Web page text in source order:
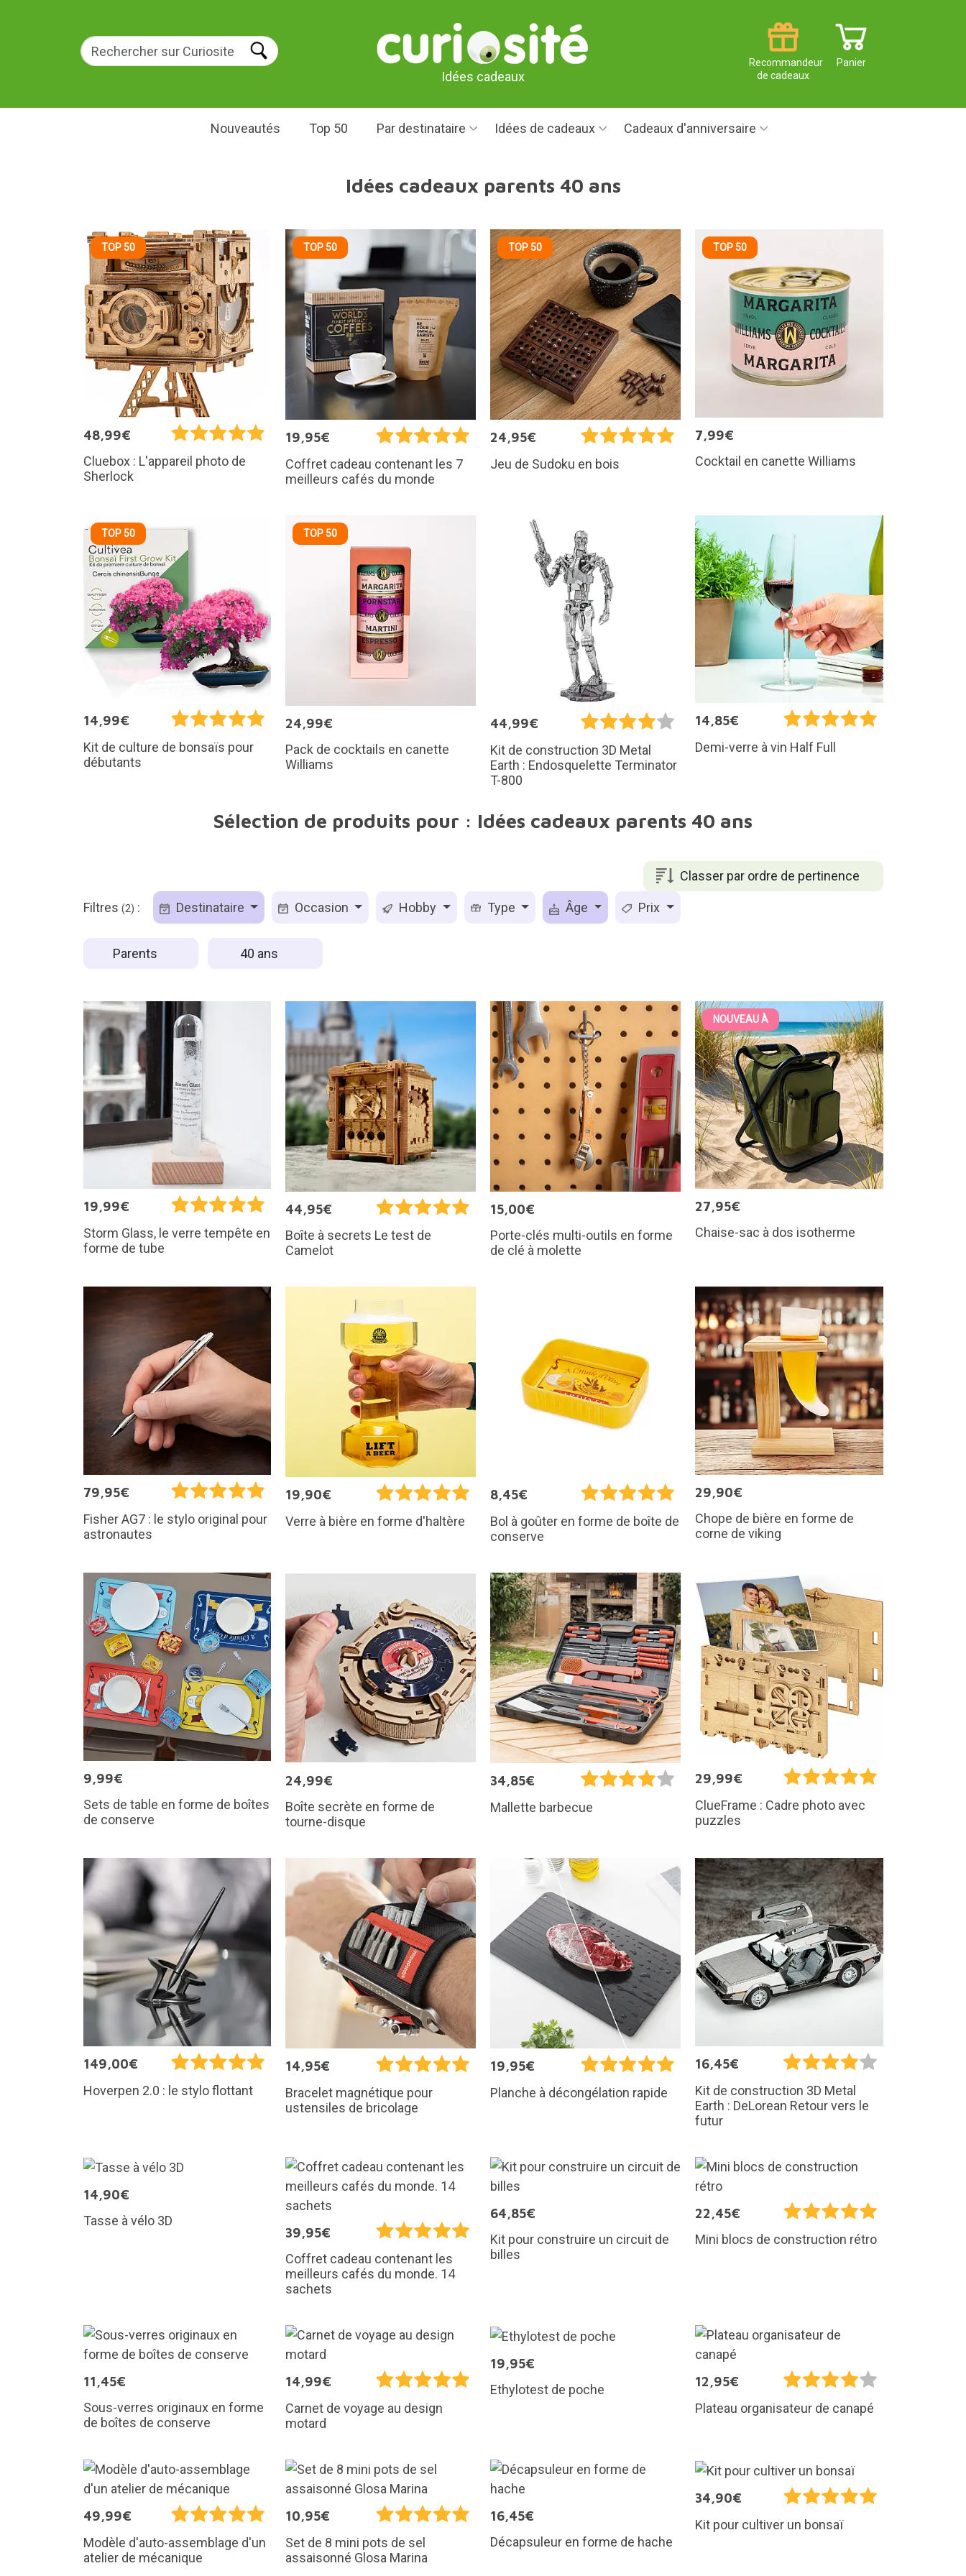
Idées cadeaux
Panier
Recommandeur
de cadeaux
Nouveautés Top 50 Par destinataire Idées de cadeaux Cadeaux d'anniversaire
Idées cadeaux parents 40 ans
TOP 50
48,99€
Cluebox : L'appareil photo de
Sherlock
TOP 50
19,95€
Coffret cadeau contenant les 7
meilleurs cafés du monde
TOP 50
24,95€
Jeu de Sudoku en bois
TOP 50
7,99€
Cocktail en canette Williams
TOP 50
14,99€
Kit de culture de bonsaïs pour
débutants
TOP 50
24,99€
Pack de cocktails en canette
Williams
44,99€
Kit de construction 3D Metal
Earth : Endosquelette Terminator
T-800
14,85€
Demi-verre à vin Half Full
Sélection de produits pour : Idées cadeaux parents 40 ans
Classer par ordre de pertinence
Filtres (2) : Destinataire Occasion Hobby Type Âge Prix
Parents 40 ans
19,99€
Storm Glass, le verre tempête en
forme de tube
44,95€
Boîte à secrets Le test de
Camelot
15,00€
Porte-clés multi-outils en forme
de clé à molette
NOUVEAU À
27,95€
Chaise-sac à dos isotherme
79,95€
Fisher AG7 : le stylo original pour
astronautes
19,90€
Verre à bière en forme d'haltère
8,45€
Bol à goûter en forme de boîte de
conserve
29,90€
Chope de bière en forme de
corne de viking
9,99€
Sets de table en forme de boîtes
de conserve
24,99€
Boîte secrète en forme de
tourne-disque
34,85€
Mallette barbecue
29,99€
ClueFrame : Cadre photo avec
puzzles
149,00€
Hoverpen 2.0 : le stylo flottant
14,95€
Bracelet magnétique pour
ustensiles de bricolage
19,95€
Planche à décongélation rapide
16,45€
Kit de construction 3D Metal
Earth : DeLorean Retour vers le
futur
14,90€
Tasse à vélo 3D
39,95€
Coffret cadeau contenant les
meilleurs cafés du monde. 14
sachets
64,85€
Kit pour construire un circuit de
billes
22,45€
Mini blocs de construction rétro
11,45€
Sous-verres originaux en forme
de boîtes de conserve
14,99€
Carnet de voyage au design
motard
19,95€
Ethylotest de poche
12,95€
Plateau organisateur de canapé
49,99€
Modèle d'auto-assemblage d'un
atelier de mécanique
10,95€
Set de 8 mini pots de sel
assaisonné Glosa Marina
16,45€
Décapsuleur en forme de hache
34,90€
Kit pour cultiver un bonsaï